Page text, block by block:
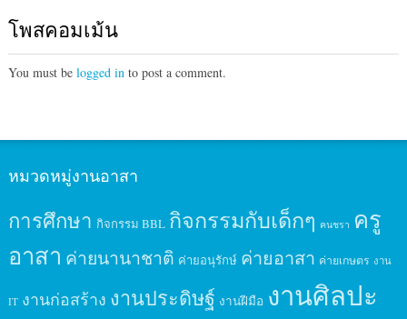
โพสคอมเม้น
You must be logged into post a comment.
หมวดหมู่งานอาสา
การศึกษา กิจกรรม BBL กิจกรรมกับเด็กๆ คนชรา ครู
อาสา ค่ายนานาชาติ ค่ายอนุรักษ์ ค่ายอาสา ค่ายเกษตร งาน
IT งานก่อสร้าง งานประดิษฐ์ งานฝีมือ งานศิลปะ